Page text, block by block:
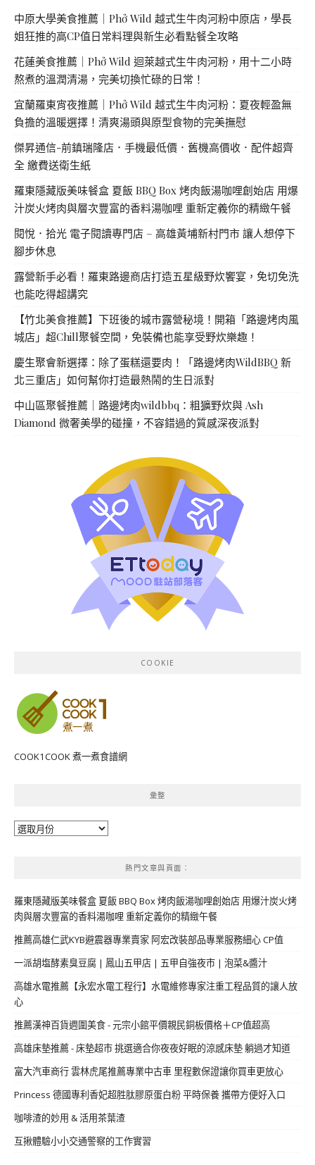
中原大學美食推薦｜Phở Wild 越式生牛肉河粉中原店，學長
姐狂推的高CP值日常料理與新生必看點餐全攻略
花蓮美食推薦｜Phở Wild 迴萊越式生牛肉河粉，用十二小時
熬煮的溫潤清湯，完美切換忙碌的日常！
宜蘭羅東宵夜推薦｜Phở Wild 越式生牛肉河粉：夏夜輕盈無
負擔的溫暖選擇！清爽湯頭與原型食物的完美撫慰
傑昇通信-前鎮瑞隆店．手機最低價．舊機高價收．配件超齊
全 繳費送衛生紙
羅東隱藏版美味餐盒 夏飯 BBQ Box 烤肉飯湯咖哩創始店 用爆
汁炭火烤肉與層次豐富的香料湯咖哩 重新定義你的精緻午餐
閱悅．拾光 電子閱讀專門店 – 高雄黃埔新村門市 讓人想停下
腳步休息
露營新手必看！羅東路邊商店打造五星級野炊饗宴，免切免洗
也能吃得超講究
【竹北美食推薦】下班後的城市露營秘境！開箱「路邊烤肉風
城店」超Chill聚餐空間，免裝備也能享受野炊樂趣！
慶生聚會新選擇：除了蛋糕還要肉！「路邊烤肉WildBBQ 新
北三重店」如何幫你打造最熱鬧的生日派對
中山區聚餐推薦｜路邊烤肉wildbbq：粗獷野炊與 Ash
Diamond 微奢美學的碰撞，不容錯過的質感深夜派對
COOKIE
COOK1COOK 煮一煮食譜網
彙整
彙
熱門文章與頁面︰
羅東隱藏版美味餐盒 夏飯 BBQ Box 烤肉飯湯咖哩創始店 用爆汁炭火烤
肉與層次豐富的香料湯咖哩 重新定義你的精緻午餐
推薦高雄仁武KYB避震器專業賣家 阿宏改裝部品專業服務細心 CP值
一派胡塩酵素臭豆腐 | 鳳山五甲店 | 五甲自強夜市 | 泡菜&醬汁
高雄水電推薦【永宏水電工程行】水電維修專家注重工程品質的讓人放
心
推薦漢神百貨週圍美食 - 元宗小館平價親民銅板價格＋CP值超高
高雄床墊推薦 - 床墊超市 挑選適合你夜夜好眠的涼感床墊 躺過才知道
富大汽車商行 雲林虎尾推薦專業中古車 里程數保證讓你買車更放心
Princess 德國專利香妃超胜肽膠原蛋白粉 平時保養 攜帶方便好入口
咖啡渣的妙用 & 活用茶葉渣
互揪體驗小小交通警察的工作實習